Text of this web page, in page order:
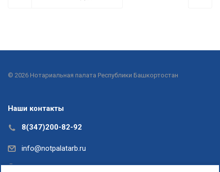
© 2026 Нотариальная палата Республики Башкортостан
Наши контакты
8(347)200-82-92
info@notpalatarb.ru